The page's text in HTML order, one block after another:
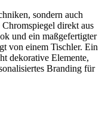
sondern auch
direkt aus
und ein maßgefertigter
von einem Tischler. Ein
dekorative Elemente,
Branding für